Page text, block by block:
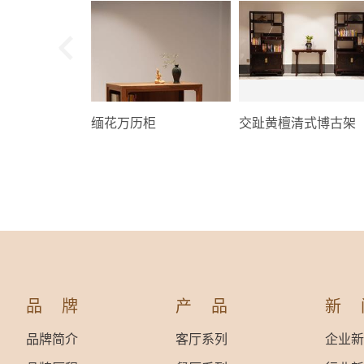
缅花万历柜 交趾黄檀清式博古架
品牌
品牌简介
产品
客厅系列
新
企业